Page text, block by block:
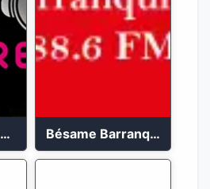
Tu Radio Estéreo 24/7 Bésame Barranquilla en vivo 88.6 FM